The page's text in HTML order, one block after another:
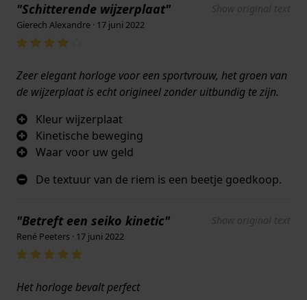
"Schitterende wijzerplaat" Show original text
Gierech Alexandre · 17 juni 2022
Zeer elegant horloge voor een sportvrouw, het groen van
de wijzerplaat is echt origineel zonder uitbundig te zijn.
Kleur wijzerplaat
Kinetische beweging
Waar voor uw geld
De textuur van de riem is een beetje goedkoop.
"Betreft een seiko kinetic" Show original text
René Peeters · 17 juni 2022
Het horloge bevalt perfect